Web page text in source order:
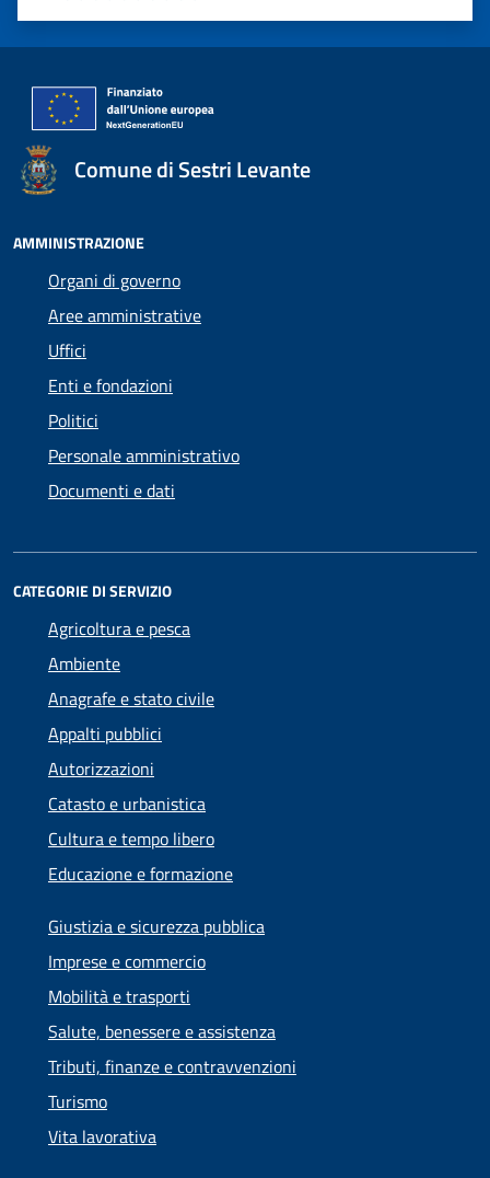
Valuta 5 stelle su 5
Valuta 4 stelle su 5
Valuta 3 stelle su 5
Valuta 2 stelle su 5
Valuta 1 stelle su 5
Comune di Sestri Levante
AMMINISTRAZIONE
Organi di governo
Aree amministrative
Uffici
Enti e fondazioni
Politici
Personale amministrativo
Documenti e dati
CATEGORIE DI SERVIZIO
Agricoltura e pesca
Ambiente
Anagrafe e stato civile
Appalti pubblici
Autorizzazioni
Catasto e urbanistica
Cultura e tempo libero
Educazione e formazione
Giustizia e sicurezza pubblica
Imprese e commercio
Mobilità e trasporti
Salute, benessere e assistenza
Tributi, finanze e contravvenzioni
Turismo
Vita lavorativa